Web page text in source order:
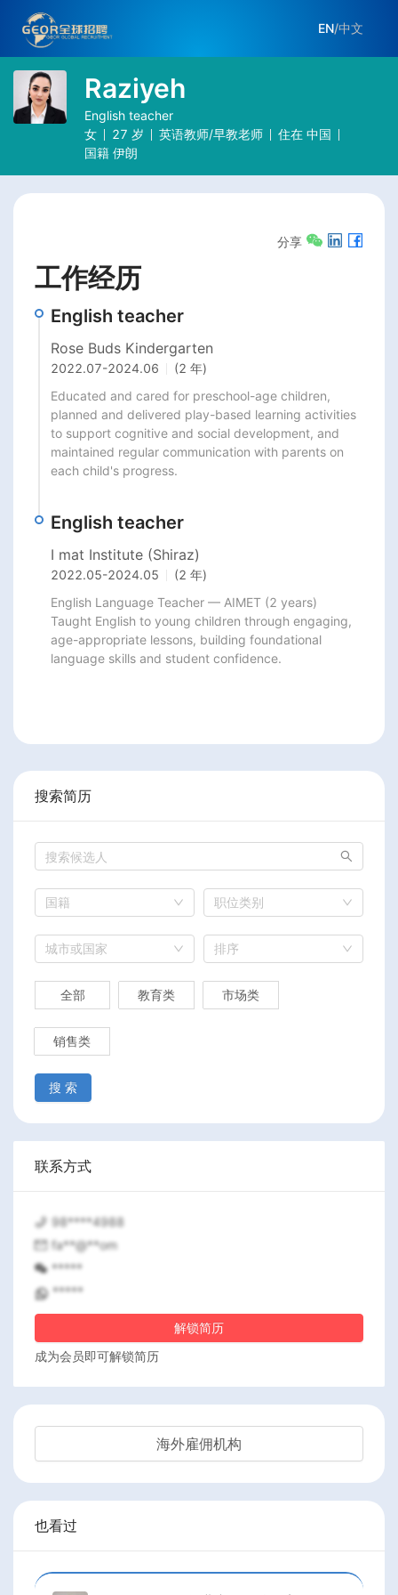
EN/中文
Raziyeh
English teacher
女
27 岁 英语教师/早教老师 住在 中国
国籍 伊朗
分享
工作经历
English teacher
Rose Buds Kindergarten
2022.07-2024.06
(2 年)
Educated and cared for preschool-age children,
planned and delivered play-based learning activities
to support cognitive and social development, and
maintained regular communication with parents on
each child's progress.
English teacher
I mat Institute (Shiraz)
2022.05-2024.05
(2 年)
English Language Teacher — AIMET (2 years)
Taught English to young children through engaging,
age-appropriate lessons, building foundational
language skills and student confidence.
搜索简历
国籍 职位类别
城市或国家 排序
全部 教育类 市场类
销售类
搜 索
联系方式
98****4988
fa**@**om
*****
*****
解锁简历
成为会员即可解锁简历
海外雇佣机构
也看过